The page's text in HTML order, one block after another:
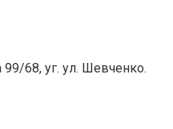
68, уг. ул. Шевченко.